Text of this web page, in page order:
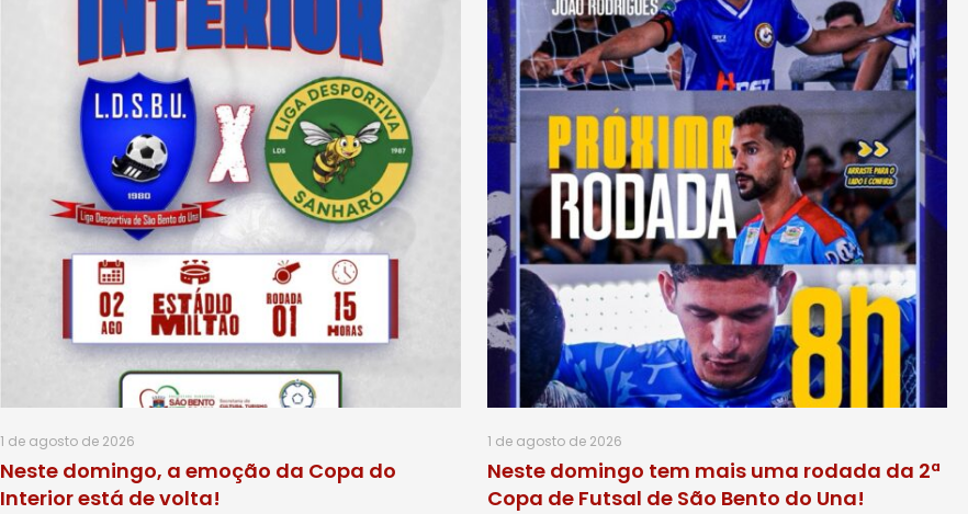
1 de agosto de 2026
Neste domingo, a emoção da Copa do
Interior está de volta!
1 de agosto de 2026
Neste domingo tem mais uma rodada da 2ª
Copa de Futsal de São Bento do Una!